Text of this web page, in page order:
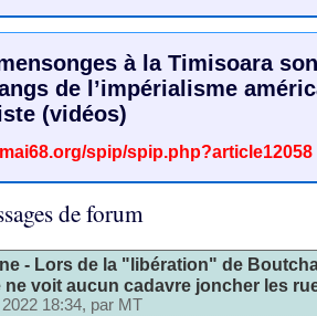
à la Timisoara
de l’impérialisme
(vidéos)
spip/spip.php?article12058
de forum
- Lors de la "libération" de
ne voit aucun cadavre joncher les
18:34, par MT